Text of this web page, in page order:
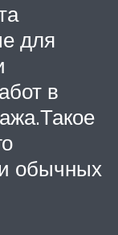
для
в
обычных